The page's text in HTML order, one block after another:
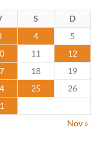
S
D
4
5
11
12
18
19
25
26
Nov »